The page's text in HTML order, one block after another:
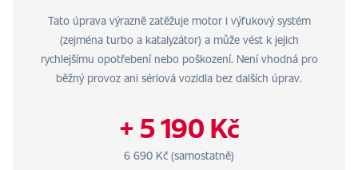
Tato úprava výrazně zatěžuje motor i výfukový systém
(zejména turbo a katalyzátor) a může vést k jejich
rychlejšímu opotřebení nebo poškození. Není vhodná pro
běžný provoz ani sériová vozidla bez dalších úprav.
+ 5 190 Kč
6 690 Kč (samostatně)